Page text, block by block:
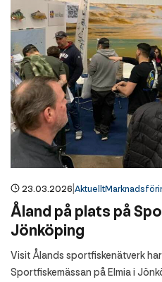
23.03.2026 Aktuellt
Åland på plats på
Jönköping
Visit Ålands sportfiskenätverk
Sportfiskemässan på Elmia i